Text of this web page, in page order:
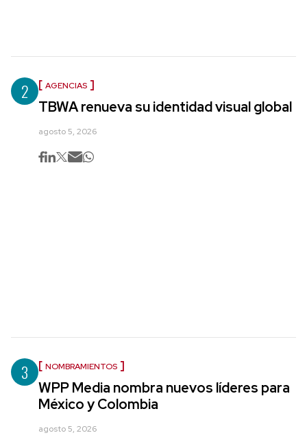
2 AGENCIAS
TBWA renueva su identidad visual global
agosto 5, 2026
3 NOMBRAMIENTOS
WPP Media nombra nuevos líderes para
México y Colombia
agosto 5, 2026